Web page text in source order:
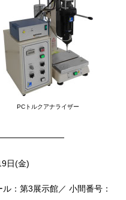
PCトルクアナライザー
日(金)
ル：第3展示館／ 小間番号：